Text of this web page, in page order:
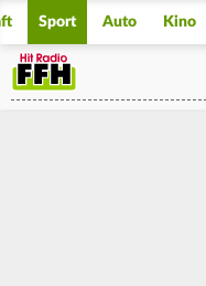
Sport Auto Kino